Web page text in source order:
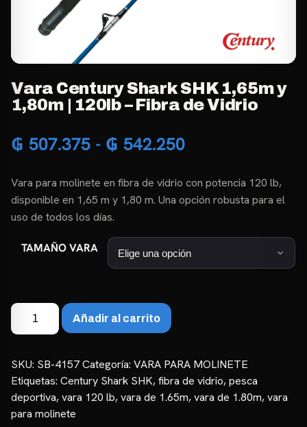
Vara Century Shark SHK 1,65m y
1,80m | 120lb – Fibra de Vidrio
₲ 507.375 - ₲ 542.250Rango
precios:
₲ 507.375
hasta
Vara para molinete en fibra de vidrio con potencia 120 lb,
disponible en 1,65 m y 1,80 m. Una opción robusta para el
uso de todos los días.
TAMAÑO VARA
Vara
Century
SHK
1,65m
y
1,80m
Añadir al carrito
SKU: SB-4157Categoría: VARA PARA MOLINETE
Etiquetas: Century Shark SHK,fibra de vidrio,pesca
deportiva,vara 120 lb,vara de 1.65m,vara de 1.80m,vara
para molinete